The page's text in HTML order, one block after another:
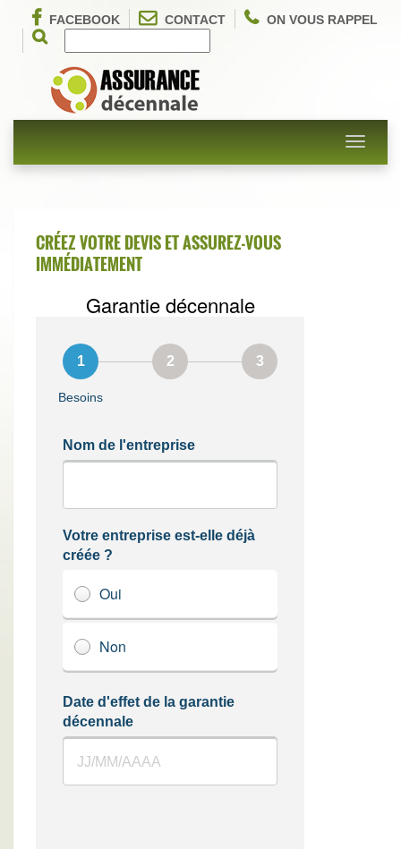
FACEBOOK CONTACT ON VOUS RAPPEL
Toggle
CRÉEZ VOTRE DEVIS ET ASSUREZ-VOUS
IMMÉDIATEMENT